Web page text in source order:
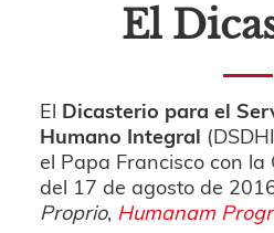
El
El Dicasterio para el
Humano Integral
el Papa Francisco con
del 17 de agosto de
Proprio, Humanam